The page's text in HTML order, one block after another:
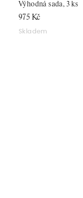
975 Kč
Skladem
Výhodná sada, 3 ks